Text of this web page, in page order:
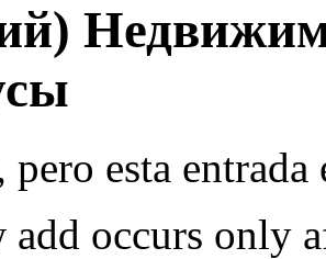
pero esta
add occurs only